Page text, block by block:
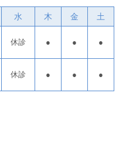
水 木 金 土
休診 ● ● ●
休診 ● ● ●